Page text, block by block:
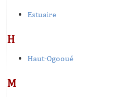
Estuaire
H
Haut-Ogooué
M